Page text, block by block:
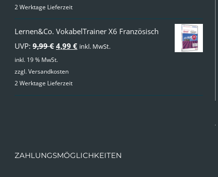
2 Werktage Lieferzeit
Lernen&Co. VokabelTrainer X6 Französisch
UVP: 9,99€ Ursprünglicher
Preis
war:
4,99 €Aktueller
inkl. MwSt.
inkl. 19 % MwSt.
zzgl.Versandkosten
2 Werktage Lieferzeit
ZAHLUNGSMÖGLICHKEITEN